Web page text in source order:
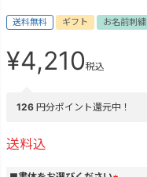
送料無料 ギフト お名前刺繍
¥4,210税込
126 円分ポイント還元中！
送料込